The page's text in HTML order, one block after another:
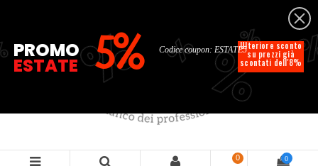
Español
0 0
%
% %
% Ulteriore sconto
su prezzi già
scontati dell'8%
Codice coupon: ESTATE5
PROMO
ESTATE 5%